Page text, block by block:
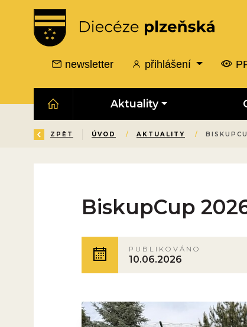
newsletter přihlášení
Aktuality
ZPĚT ÚVOD / AKTUALITY /
BiskupCup
PUBLIKOVÁNO
10.06.2026